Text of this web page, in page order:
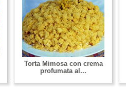
Torta Mimosa con crema
profumata al...